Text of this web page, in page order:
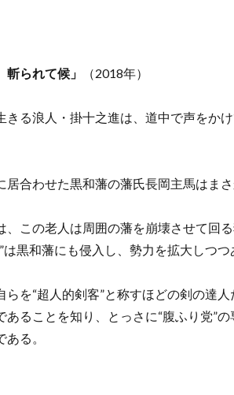
斬られて候」 （2018年）
きる浪人・掛十之進は、道中で声をか
居合わせた黒和藩の藩氏長岡主馬はま
、この老人は周囲の藩を崩壊させて回
は黒和藩にも侵入し、勢力を拡大しつ
らを“超人的剣客”と称すほどの剣の達
あることを知り、とっさに“腹ふり党”
る。